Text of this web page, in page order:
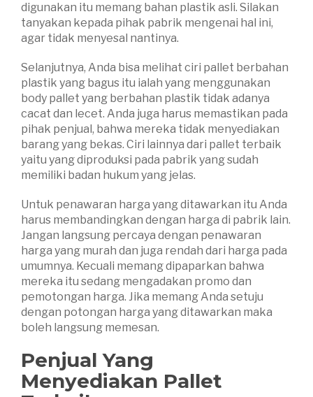
digunakan itu memang bahan plastik asli. Silakan
tanyakan kepada pihak pabrik mengenai hal ini,
agar tidak menyesal nantinya.
Selanjutnya, Anda bisa melihat ciri pallet berbahan
plastik yang bagus itu ialah yang menggunakan
body pallet yang berbahan plastik tidak adanya
cacat dan lecet. Anda juga harus memastikan pada
pihak penjual, bahwa mereka tidak menyediakan
barang yang bekas. Ciri lainnya dari pallet terbaik
yaitu yang diproduksi pada pabrik yang sudah
memiliki badan hukum yang jelas.
Untuk penawaran harga yang ditawarkan itu Anda
harus membandingkan dengan harga di pabrik lain.
Jangan langsung percaya dengan penawaran
harga yang murah dan juga rendah dari harga pada
umumnya. Kecuali memang dipaparkan bahwa
mereka itu sedang mengadakan promo dan
pemotongan harga. Jika memang Anda setuju
dengan potongan harga yang ditawarkan maka
boleh langsung memesan.
Penjual Yang
Menyediakan Pallet